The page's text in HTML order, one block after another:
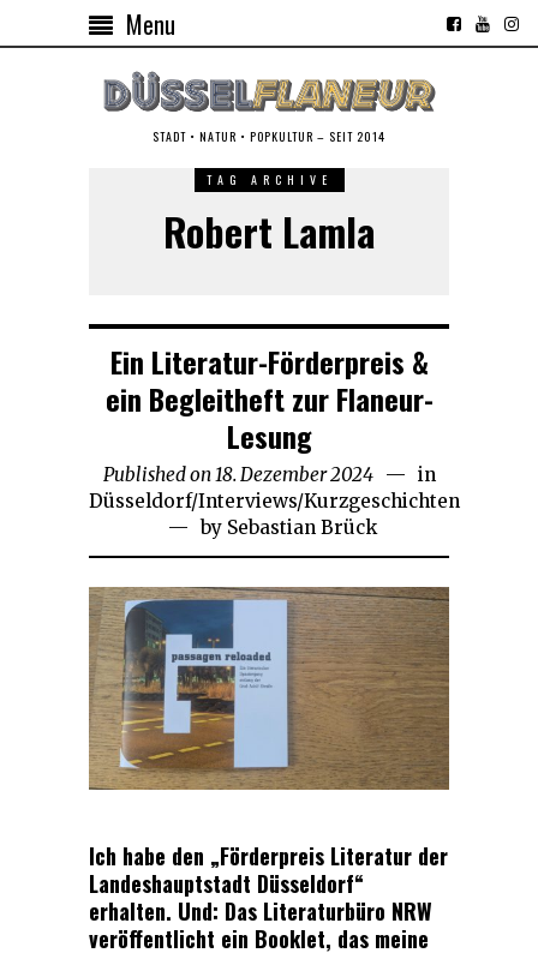
Menu
STADT • NATUR • POPKULTUR – SEIT 2014
TAG ARCHIVE
Robert Lamla
Ein Literatur-Förderpreis &
ein Begleitheft zur Flaneur-
Lesung
Published on18. Dezember 202420.
Dezember
2024
in
Düsseldorf/Interviews/Kurzgeschichten
by Sebastian Brück
Ich habe den „Förderpreis Literatur der
Landeshauptstadt Düsseldorf“
erhalten. Und: Das Literaturbüro NRW
veröffentlicht ein Booklet, das meine